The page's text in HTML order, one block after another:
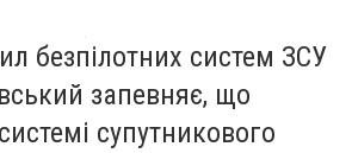
безпілотних систем ЗСУ
запевняє, що
супутникового